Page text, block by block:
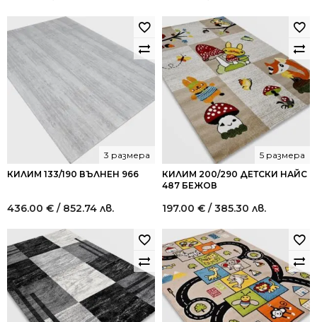
КИЛИМ 133/190 ВЪЛНЕН 966
3 размера
436.00 € / 852.74 лв.
КИЛИМ 200/290 ДЕТСКИ НАЙС
487 БЕЖОВ
5 размера
197.00 € / 385.30 лв.